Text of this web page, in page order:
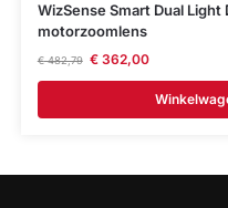
WizSense Smart Dual Light
motorzoomlens
€482,79 €362,00